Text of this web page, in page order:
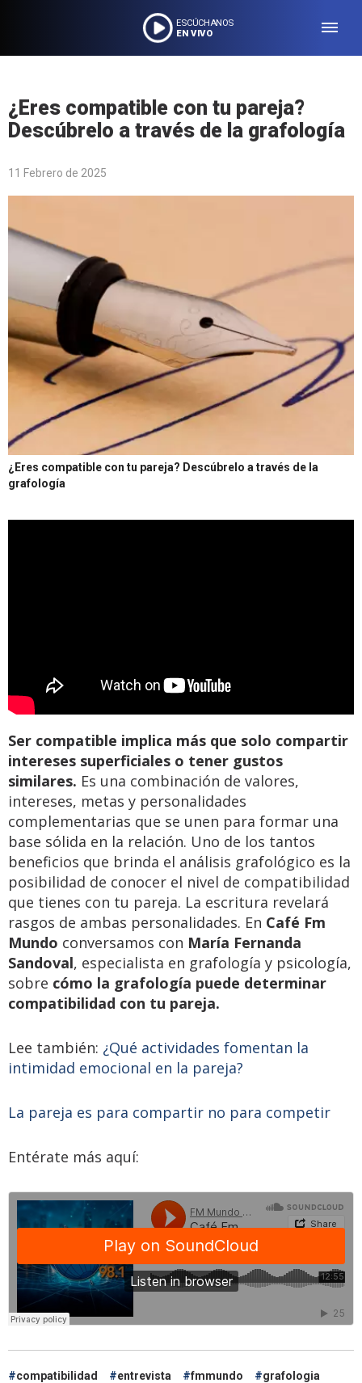
ESCÚCHANOS
EN VIVO
¿Eres compatible con tu pareja?
Descúbrelo a través de la grafología
11 Febrero de 2025
¿Eres compatible con tu pareja? Descúbrelo a través de la
grafología
Ser compatible implica más que solo compartir
intereses superficiales o tener gustos
similares. Es una combinación de valores,
intereses, metas y personalidades
complementarias que se unen para formar una
base sólida en la relación. Uno de los tantos
beneficios que brinda el análisis grafológico es la
posibilidad de conocer el nivel de compatibilidad
que tienes con tu pareja. La escritura revelará
rasgos de ambas personalidades. En Café Fm
Mundo conversamos con María Fernanda
Sandoval, especialista en grafología y psicología,
sobre cómo la grafología puede determinar
compatibilidad con tu pareja.
Lee también: ¿Qué actividades fomentan la
intimidad emocional en la pareja?
La pareja es para compartir no para competir
Entérate más aquí:
compatibilidad entrevista fmmundo
grafologia